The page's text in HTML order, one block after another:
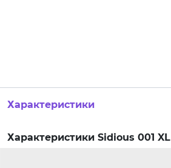
Характеристики
Характеристики Sidious 001 XL